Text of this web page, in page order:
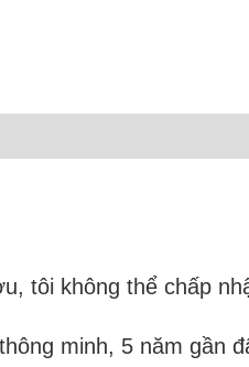
tôi không thể chấp
minh, 5 năm gần